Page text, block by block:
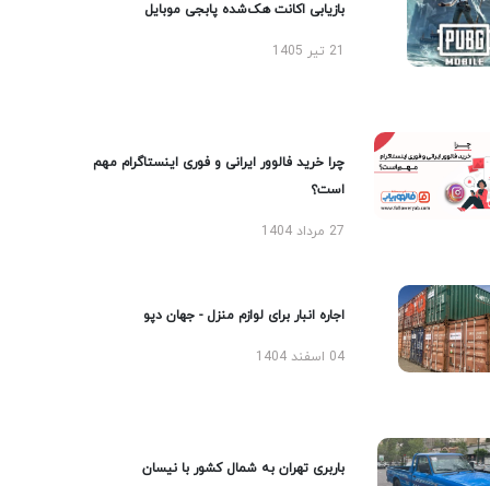
بازیابی اکانت هک‌شده پابجی موبایل
چرا خرید فالوور ایرانی و فوری اینستاگرام مهم
است؟
27 مرداد 1404
اجاره انبار برای لوازم منزل - جهان دپو
04 اسفند 1404
باربری تهران به شمال کشور با نیسان